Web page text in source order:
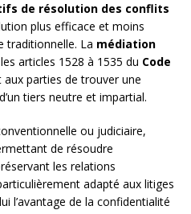
de résolution des conflits
plus efficace et moins
traditionnelle. La médiation
articles 1528 à 1535 du Code
aux parties de trouver une
tiers neutre et impartial.
ou judiciaire,
de résoudre
les relations
adapté aux litiges
l’avantage de la confidentialité